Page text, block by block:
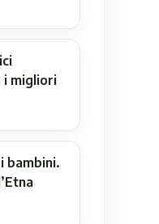
i migliori
bambini.